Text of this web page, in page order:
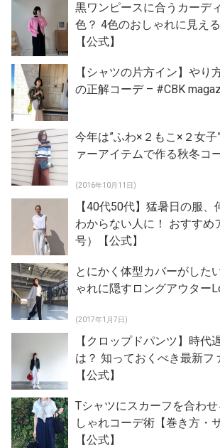
黒ワンピースに合うカーデ
色？ 4色のおしゃれに見え
【公式】
【シャツの片方イン】やり
の正解コーデ – #CBK
今年は”ふわ×２もこ×２女
ァーアイテムで作る秋冬コ
(2016年10月11日)
【40代50代】猛暑日の服
わからない人に！ おすすめ
号）【公式】
とにかく体型カバーがした
ゃれに隠すロングアウター
(2017年1月7日)
【クロップドパンツ】時代
は？ 知っておくべき最新フ
【公式】
Tシャツにスカーフを合わ
しゃれコーデ術【巻き方・
【公式】